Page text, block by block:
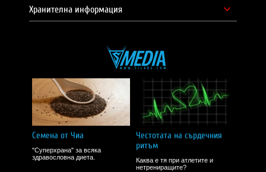
Хранителна информация
Семена от Чиа
"Суперхрана" за всяка
здравословна диета.
Честотата на сърдечния
ритъм
Каква е тя при атлетите и
нетрениращите?